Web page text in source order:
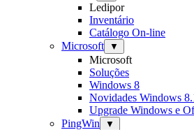
Ledipor
Inventário
Catálogo On-line
Microsoft
▼
Microsoft
Soluções
Windows 8
Novidades Windows
Upgrade Windows e
PingWin
▼